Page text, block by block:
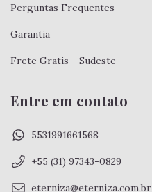
Perguntas Frequentes
Garantia
Frete Gratis - Sudeste
Entre em contato
5531991661568
+55 (31) 97343-0829
eterniza@eterniza.com.br